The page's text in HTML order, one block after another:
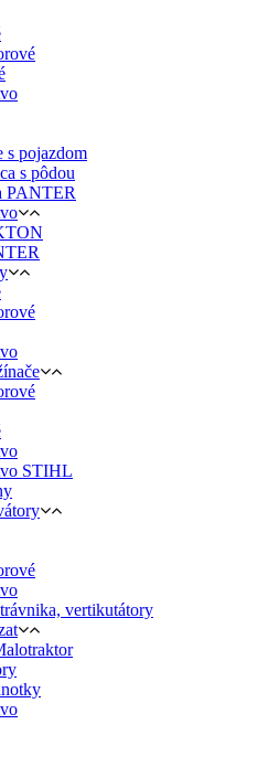
s pojazdom
s pôdou
PANTER
STIHL
vertikutátory